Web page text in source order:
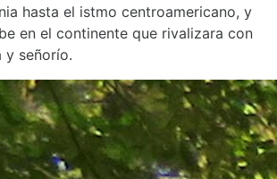
hasta el istmo centroamericano, y
en el continente que rivalizara con
y señorío.